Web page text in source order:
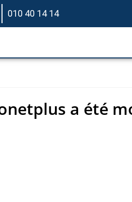
010 40 14 14
a été
a été